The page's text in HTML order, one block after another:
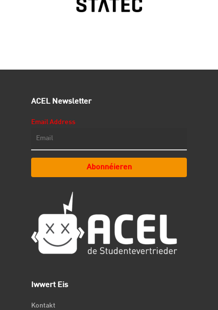
ACEL Newsletter
Email Address
Abonnéieren
Iwwert Eis
Kontakt